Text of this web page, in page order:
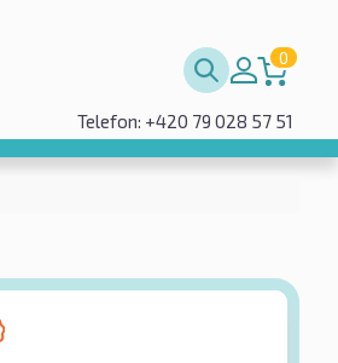
0
Telefon: +420 79 028 57 51